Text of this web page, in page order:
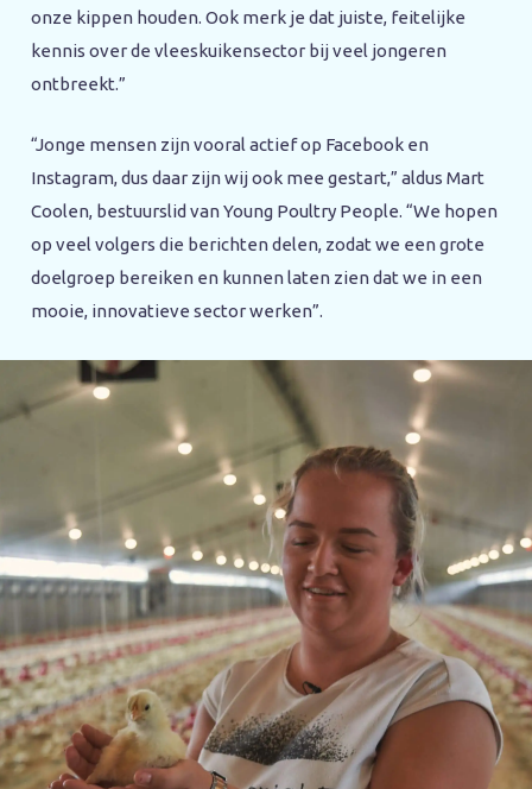
onze kippen houden. Ook merk je dat juiste, feitelijke
kennis over de vleeskuikensector bij veel jongeren
ontbreekt.”
“Jonge mensen zijn vooral actief op Facebook en
Instagram, dus daar zijn wij ook mee gestart,” aldus Mart
Coolen, bestuurslid van Young Poultry People. “We hopen
op veel volgers die berichten delen, zodat we een grote
doelgroep bereiken en kunnen laten zien dat we in een
mooie, innovatieve sector werken”.